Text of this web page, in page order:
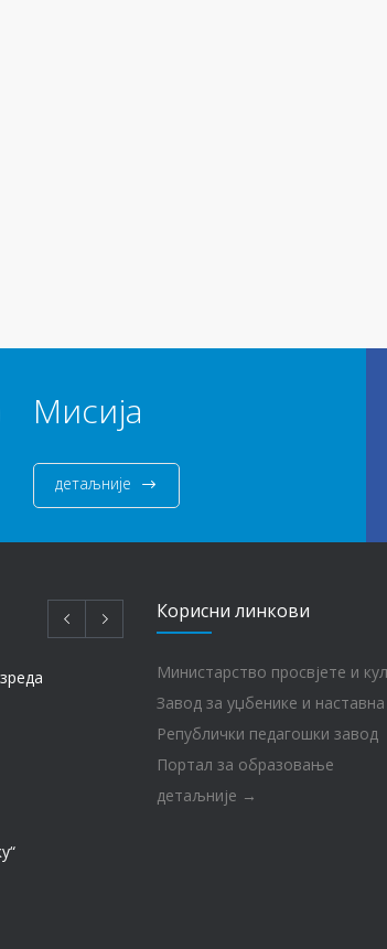
Мисија
детаљније
Корисни линкови
Министарство просвјете и
Завод за уџбенике и
Републички педагошки завод
Портал за образовање
детаљније →